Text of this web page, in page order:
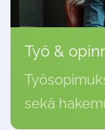
Työ &
sekä